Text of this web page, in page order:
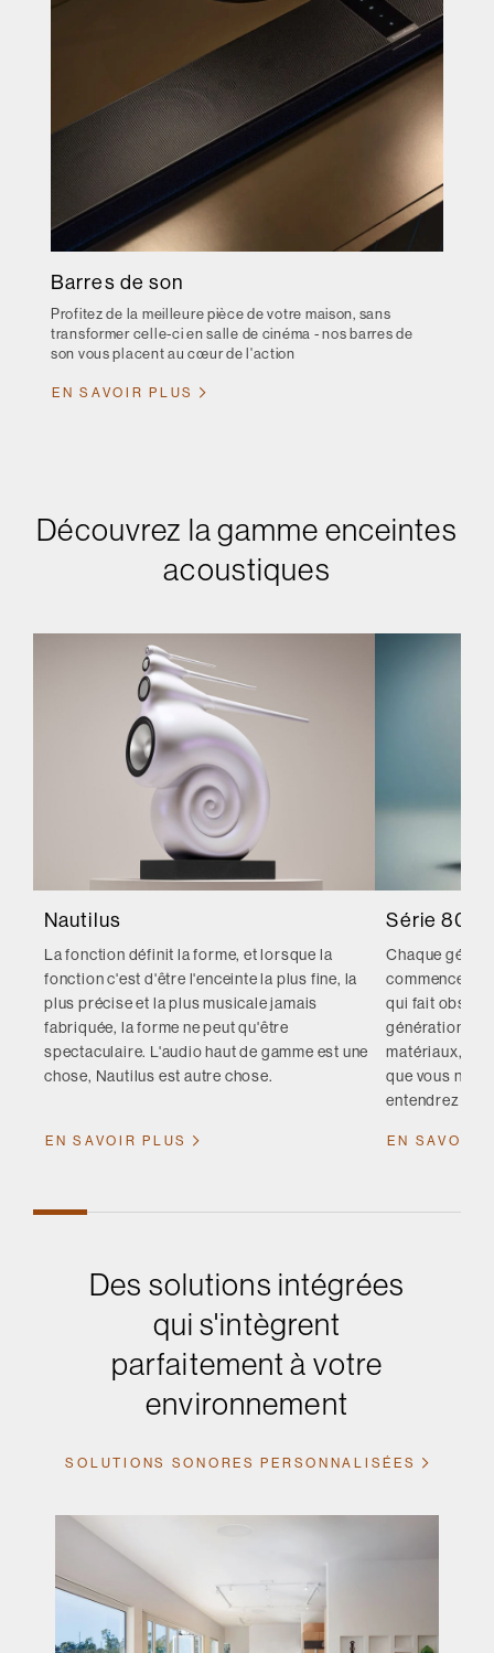
Barres de son
Profitez de la meilleure pièce de votre maison, sans
transformer celle-ci en salle de cinéma - nos barres de
son vous placent au cœur de l'action
EN SAVOIR PLUS
Découvrez la gamme enceintes
acoustiques
Nautilus
La fonction définit la forme, et lorsque la
fonction c'est d'être l'enceinte la plus fine, la
plus précise et la plus musicale jamais
fabriquée, la forme ne peut qu'être
spectaculaire. L'audio haut de gamme est une
chose, Nautilus est autre chose.
EN SAVOIR PLUS
Série 800
Chaque
commence
qui fait
génération y
matériaux, à
que vous ne
entendrez
EN SAVOIR
Des solutions intégrées
qui s'intègrent
parfaitement à votre
environnement
SOLUTIONS SONORES PERSONNALISÉES